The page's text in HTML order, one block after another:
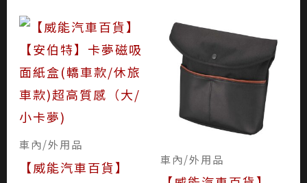
車內/外用品
【威能汽車百貨】
車內/外用品